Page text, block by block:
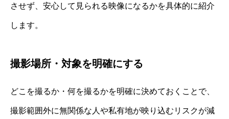
させず、安心して見られる映像になるかを具体的に紹介
します。
撮影場所・対象を明確にする
どこを撮るか・何を撮るかを明確に決めておくことで、
撮影範囲外に無関係な人や私有地が映り込むリスクが減